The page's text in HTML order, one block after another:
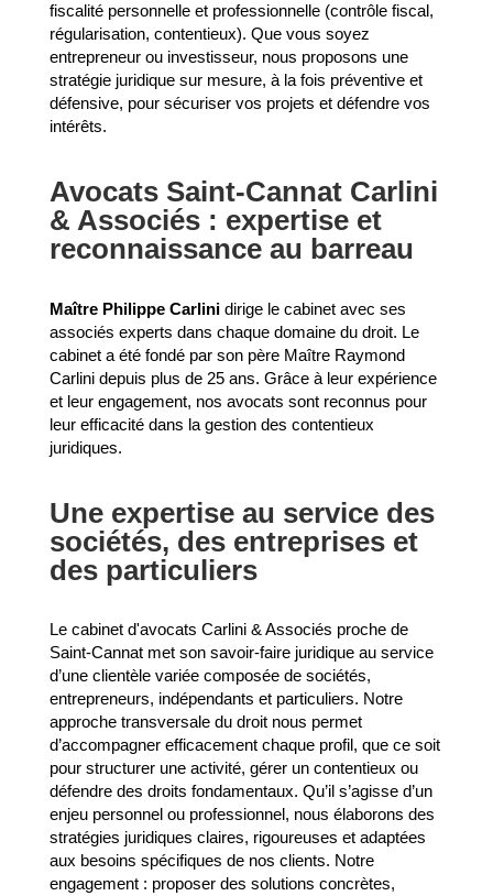
fiscalité personnelle et professionnelle (contrôle fiscal,
régularisation, contentieux). Que vous soyez
entrepreneur ou investisseur, nous proposons une
stratégie juridique sur mesure, à la fois préventive et
défensive, pour sécuriser vos projets et défendre vos
intérêts.
Avocats Saint-Cannat Carlini
& Associés : expertise et
reconnaissance au barreau
Maître Philippe Carlinidirige le cabinet avec ses
associés experts dans chaque domaine du droit. Le
cabinet a été fondé par son père Maître Raymond
Carlini depuis plus de 25 ans. Grâce à leur expérience
et leur engagement, nos avocats sont reconnus pour
leur efficacité dans la gestion des contentieux
juridiques.
Une expertise au service des
sociétés, des entreprises et
des particuliers
Le cabinet d'avocats Carlini & Associés proche de
Saint-Cannat met son savoir-faire juridique au service
d’une clientèle variée composée de sociétés,
entrepreneurs, indépendants et particuliers. Notre
approche transversale du droit nous permet
d’accompagner efficacement chaque profil, que ce soit
pour structurer une activité, gérer un contentieux ou
défendre des droits fondamentaux. Qu’il s’agisse d’un
enjeu personnel ou professionnel, nous élaborons des
stratégies juridiques claires, rigoureuses et adaptées
aux besoins spécifiques de nos clients. Notre
engagement : proposer des solutions concrètes,